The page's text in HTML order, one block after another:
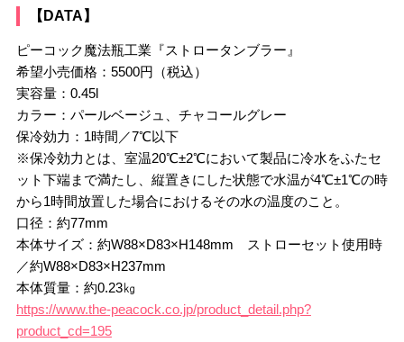
【DATA】
ピーコック魔法瓶工業『ストロータンブラー』
希望小売価格：5500円（税込）
実容量：0.45l
カラー：パールベージュ、チャコールグレー
保冷効力：1時間／7℃以下
※保冷効力とは、室温20℃±2℃において製品に冷水をふたセ
ット下端まで満たし、縦置きにした状態で水温が4℃±1℃の時
から1時間放置した場合におけるその水の温度のこと。
口径：約77mm
本体サイズ：約W88×D83×H148mm ストローセット使用時
／約W88×D83×H237mm
本体質量：約0.23㎏
https://www.the-peacock.co.jp/product_detail.php?
product_cd=195